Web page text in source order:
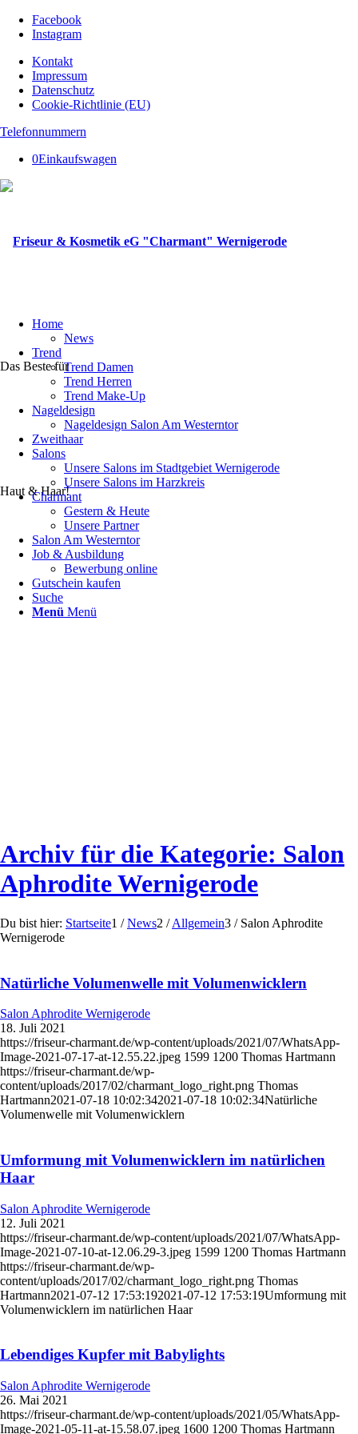
Facebook
Instagram
Kontakt
Impressum
Datenschutz
Cookie-Richtlinie (EU)
Telefonnummern
0Einkaufswagen
Das Beste für
Haut & Haar!
Home
News
Trend
Trend Damen
Trend Herren
Trend Make-Up
Nageldesign
Nageldesign Salon Am Westerntor
Zweithaar
Salons
Unsere Salons im Stadtgebiet Wernigerode
Unsere Salons im Harzkreis
Charmant
Gestern & Heute
Unsere Partner
Salon Am Westerntor
Job & Ausbildung
Bewerbung online
Gutschein kaufen
Suche
Menü Menü
Archiv für die Kategorie: Salon
Aphrodite Wernigerode
Du bist hier: Startseite1 / News2 / Allgemein3 / Salon Aphrodite
Wernigerode
Natürliche Volumenwelle mit Volumenwicklern
Salon Aphrodite Wernigerode
18. Juli 2021
https://friseur-charmant.de/wp-content/uploads/2021/07/WhatsApp-
Image-2021-07-17-at-12.55.22.jpeg 1599 1200 Thomas Hartmann
https://friseur-charmant.de/wp-
content/uploads/2017/02/charmant_logo_right.png Thomas
Hartmann2021-07-18 10:02:342021-07-18 10:02:34Natürliche
Volumenwelle mit Volumenwicklern
Umformung mit Volumenwicklern im natürlichen
Haar
Salon Aphrodite Wernigerode
12. Juli 2021
https://friseur-charmant.de/wp-content/uploads/2021/07/WhatsApp-
Image-2021-07-10-at-12.06.29-3.jpeg 1599 1200 Thomas Hartmann
https://friseur-charmant.de/wp-
content/uploads/2017/02/charmant_logo_right.png Thomas
Hartmann2021-07-12 17:53:192021-07-12 17:53:19Umformung mit
Volumenwicklern im natürlichen Haar
Lebendiges Kupfer mit Babylights
Salon Aphrodite Wernigerode
26. Mai 2021
https://friseur-charmant.de/wp-content/uploads/2021/05/WhatsApp-
Image-2021-05-11-at-15.58.07.jpeg 1600 1200 Thomas Hartmann